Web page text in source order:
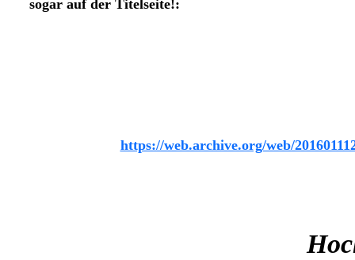
sogar auf der Titelseite!:
https://web.archive.org/web/